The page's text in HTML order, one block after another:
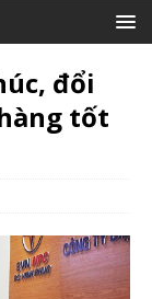
đổi
tốt